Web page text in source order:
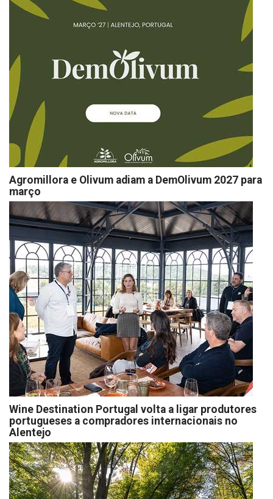
Agromillora e Olivum adiam a DemOlivum 2027 para
março
Wine Destination Portugal volta a ligar produtores
portugueses a compradores internacionais no
Alentejo